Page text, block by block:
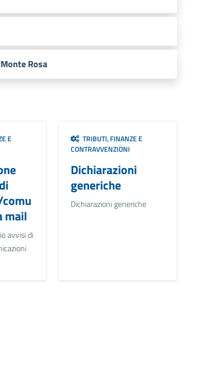
Rosa
E
mail
avvisi di
TRIBUTI, FINANZE E
CONTRAVVENZIONI
Dichiarazioni
generiche
Dichiarazioni generiche